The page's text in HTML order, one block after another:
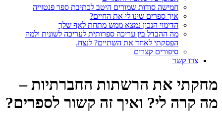
חמישה סודות שמורים היטב לכתיבת ספר פנטזייה
איך ספרים שינו לי את החיים?
הדימוי הנכון נמצא ממש מתחת לאף שלך
מה ההבדל בין עריכה ספרותית לעריכה לשונית ולמה
הפסקתי לאחד את השתיים? לנצח.
סיפורים קצרים
צרו קשר
מחקתי את הרשתות החברתיות –
מה קרה לי? ואיך זה קשור לספרים?